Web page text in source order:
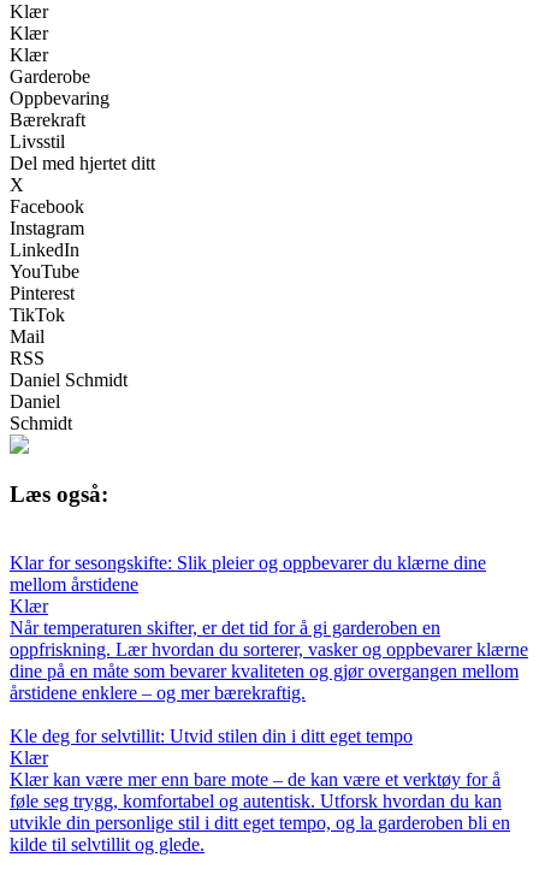
Klær
Klær
Klær
Garderobe
Oppbevaring
Bærekraft
Livsstil
Del med hjertet ditt
X
Facebook
Instagram
LinkedIn
YouTube
Pinterest
TikTok
Mail
RSS
Daniel Schmidt
Daniel
Schmidt
Læs også:
Klar for sesongskifte: Slik pleier og oppbevarer du klærne dine
mellom årstidene
Klær
Når temperaturen skifter, er det tid for å gi garderoben en
oppfriskning. Lær hvordan du sorterer, vasker og oppbevarer klærne
dine på en måte som bevarer kvaliteten og gjør overgangen mellom
årstidene enklere – og mer bærekraftig.
Kle deg for selvtillit: Utvid stilen din i ditt eget tempo
Klær
Klær kan være mer enn bare mote – de kan være et verktøy for å
føle seg trygg, komfortabel og autentisk. Utforsk hvordan du kan
utvikle din personlige stil i ditt eget tempo, og la garderoben bli en
kilde til selvtillit og glede.